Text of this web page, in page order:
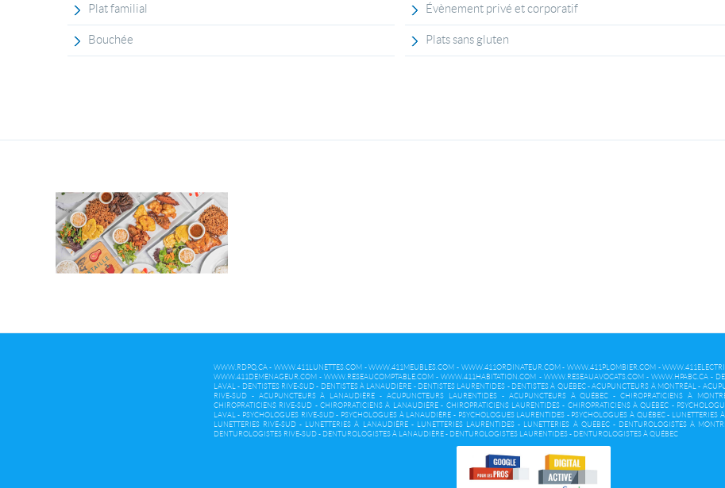
Plat familial
Bouchée
Évènement privé et corporatif
Plats sans gluten
WWW.RDPQ.CA-WWW.411LUNETTES.COM -WWW.411MEUBLES.COM - WWW.411ORDINATEUR.COM - WWW.411PLOMBIER.COM -
WWW.411DEMENAGEUR.COM -WWW.RESEAUCOMPTABLE.COM -WWW.411HABITATION.COM - WWW.RESEAUAVOCATS.COM -WWW.HPABC.CA -
LAVAL- DENTISTES RIVE-SUD- DENTISTES À LANAUDIÈRE - DENTISTES LAURENTIDES - DENTISTES À QUÉBEC-ACUPUNCTEURS À MONTRÉAL -
RIVE-SUD- ACUPUNCTEURS À LANAUDIÈRE -ACUPUNCTEURS LAURENTIDES- ACUPUNCTEURS À QUÉBEC -CHIROPRATICIENS À
CHIROPRATICIENS RIVE-SUD - CHIROPRATICIENS À LANAUDIÈRE- CHIROPRATICIENS LAURENTIDES- CHIROPRATICIENS À QUÉBEC -
LAVAL- PSYCHOLOGUES RIVE-SUD- PSYCHOLOGUES À LANAUDIÈRE - PSYCHOLOGUES LAURENTIDES - PSYCHOLOGUES À QUÉBEC- LUNETTERIES
LUNETTERIES RIVE-SUD- LUNETTERIES À LANAUDIÈRE- LUNETTERIES LAURENTIDES - LUNETTERIES À QUÉBEC- DENTUROLOGISTES À
DENTUROLOGISTES RIVE-SUD- DENTUROLOGISTES À LANAUDIÈRE- DENTUROLOGISTES LAURENTIDES- DENTUROLOGISTES À QUÉBEC